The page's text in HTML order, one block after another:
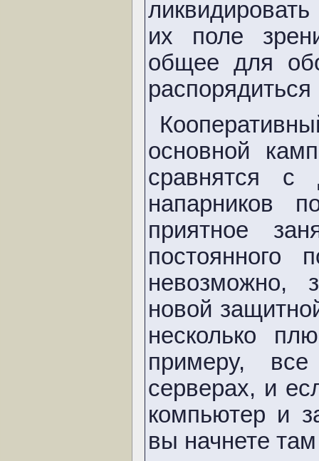
их поле
общее для
основной
сравнятся с
напарников
приятное
постоянного
невозможно,
новой
несколько
примеру,
серверах, и
компьютер и
вы начнете